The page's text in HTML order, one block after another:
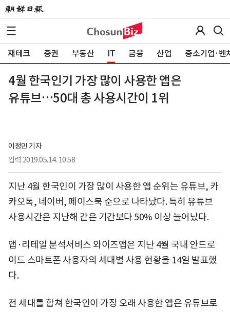
재테크 증권 부동산 IT 금융 산업 중소기업·벤
4월 한국인기 가장 많이 사용한 앱은
유튜브…50대 총 사용시간이 1위
이정민 기자
입력 2019.05.14. 10:58
지난 4월 한국인이 가장 많이 사용한 앱 순위는 유튜브, 카
카오톡, 네이버, 페이스북 순으로 나타났다. 특히 유튜브
사용시간은 지난해 같은 기간보다 50% 이상 늘어났다.
앱·리테일 분석서비스 와이즈앱은 지난 4월 국내 안드로
이드 스마트폰 사용자의 세대별 사용 현황을 14일 발표했
다.
전 세대를 합쳐 한국인이 가장 오래 사용한 앱은 유튜브로